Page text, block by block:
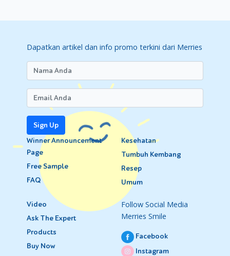
Dapatkan artikel dan info promo terkini dari Merries
Sign Up
Winner Announcement
Page
Free Sample
FAQ
Kesehatan
Tumbuh Kembang
Resep
Umum
Video
Ask The Expert
Products
Buy Now
Follow Social Media
Merries Smile
Facebook
Instagram